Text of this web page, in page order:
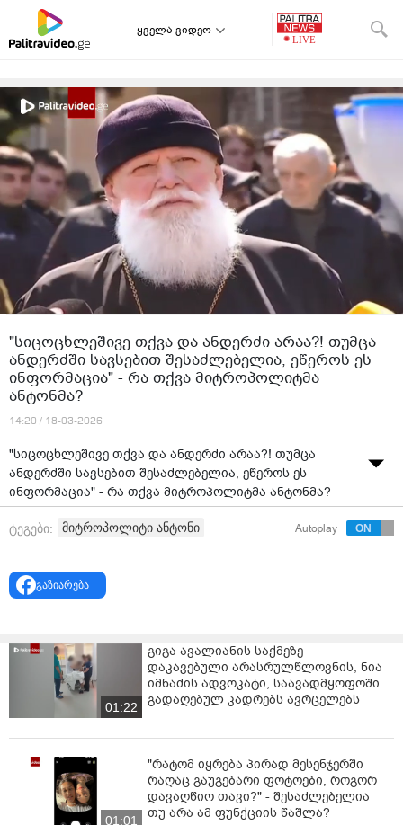
ყველა ვიდეო
"სიცოცხლეშივე თქვა და ანდერძი არაა?! თუმცა
ანდერძში სავსებით შესაძლებელია, ეწეროს ეს
ინფორმაცია" - რა თქვა მიტროპოლიტმა
ანტონმა?
14:20 / 18-03-2026
"სიცოცხლეშივე თქვა და ანდერძი არაა?! თუმცა
ანდერძში სავსებით შესაძლებელია, ეწეროს ეს
ინფორმაცია" - რა თქვა მიტროპოლიტმა ანტონმა?
ტეგები: მიტროპოლიტი ანტონი Autoplay
გაზიარება
01:22
გიგა ავალიანის საქმეზე
დაკავებული არასრულწლოვნის, ნია
იმნაძის ადვოკატი, საავადმყოფოში
გადაღებულ კადრებს ავრცელებს
01:01
"რატომ იყრება პირად მესენჯერში
რაღაც გაუგებარი ფოტოები, როგორ
დავაღწიო თავი?" - შესაძლებელია
თუ არა ამ ფუნქციის წაშლა?